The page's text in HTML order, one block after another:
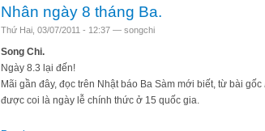
Nhân ngày 8 tháng Ba.
Thứ Hai, 03/07/2011 - 12:37 — songchi
Song Chi.
Ngày 8.3 lại đến!
Mãi gần đây, đọc trên Nhật báo Ba Sàm mới biết, từ bài gốc
được coi là ngày lễ chính thức ở 15 quốc gia.